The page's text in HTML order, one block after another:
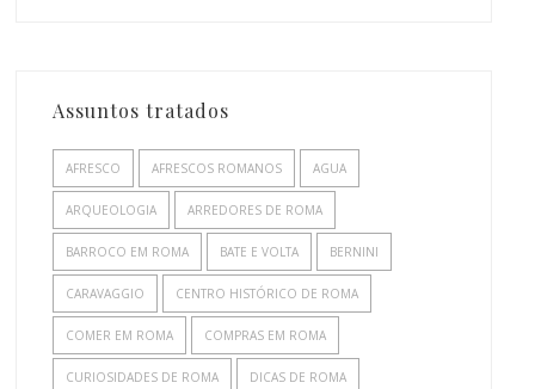
Assuntos tratados
AFRESCO AFRESCOS ROMANOS AGUA
ARQUEOLOGIA ARREDORES DE ROMA
BARROCO EM ROMA BATE E VOLTA BERNINI
CARAVAGGIO CENTRO HISTÓRICO DE ROMA
COMER EM ROMA COMPRAS EM ROMA
CURIOSIDADES DE ROMA DICAS DE ROMA